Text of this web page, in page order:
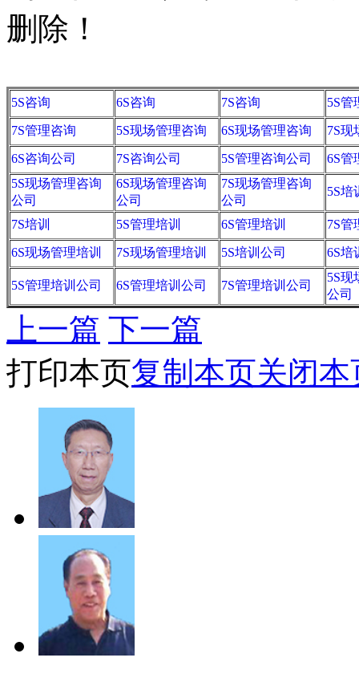
删除！
5S咨询 6S咨询 7S咨询 5S管
7S管理咨询 5S现场管理咨询 6S现场管理咨询 7S现
6S咨询公司 7S咨询公司 5S管理咨询公司
6S管
5S现场管理咨询
公司
6S现场管理咨询
公司
7S现场管理咨询
公司
5S培
7S培训 5S管理培训 6S管理培训 7S管
6S现场管理培训 7S现场管理培训 5S培训公司 6S培
5S管理培训公司 6S管理培训公司 7S管理培训公司
5S现
公司
上一篇 下一篇
打印本页复制本页关闭本